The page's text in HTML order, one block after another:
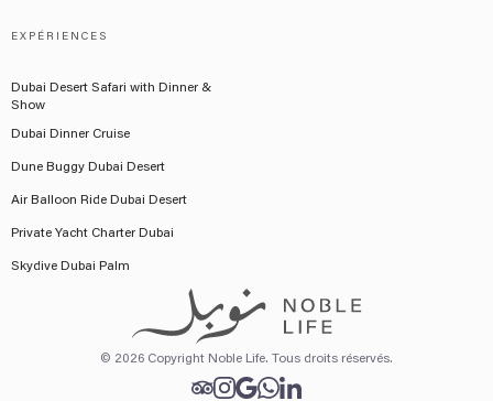
© 2026 Copyright Noble Life. Tous droits réservés.
EXPÉRIENCES
Dubai Desert Safari with Dinner &
Show
Dubai Dinner Cruise
Dune Buggy Dubai Desert
Air Balloon Ride Dubai Desert
Private Yacht Charter Dubai
Skydive Dubai Palm